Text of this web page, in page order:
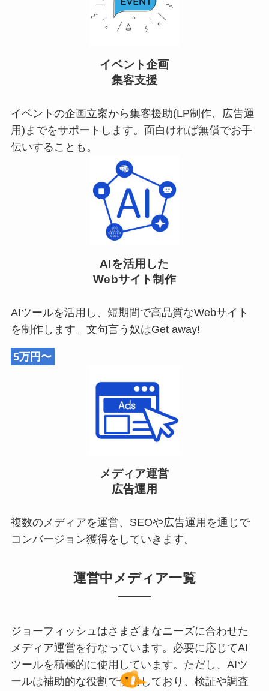
イベント企画
集客支援
イベントの企画立案から集客援助(LP制作、広告運
用)までをサポートします。面白ければ無償でお手
伝いすることも。
AIを活用した
Webサイト制作
AIツールを活用し、短期間で高品質なWebサイト
を制作します。文句言う奴はGet away!
5万円〜
メディア運営
広告運用
複数のメディアを運営、SEOや広告運用を通じで
コンバージョン獲得をしていきます。
運営中メディア一覧
ジョーフィッシュはさまざまなニーズに合わせた
メディア運営を行なっています。必要に応じてAI
ツールを積極的に使用しています。ただし、AIツ
ールは補助的な役割で使用しており、検証や調査